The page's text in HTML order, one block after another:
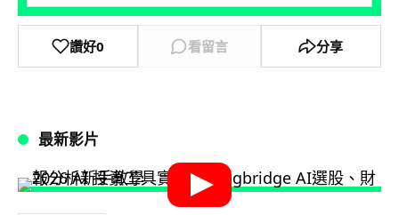
讚好0 看留言 分享
最新影片